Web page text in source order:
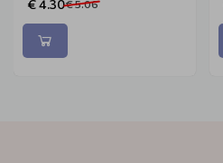
€ 4.30€ 5.06